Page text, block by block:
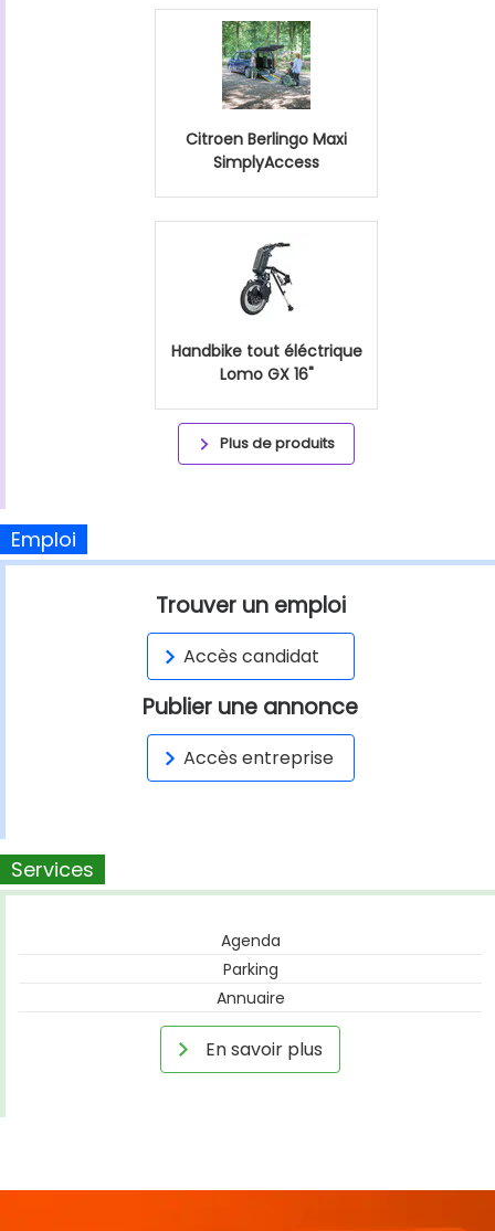
Citroen Berlingo Maxi
SimplyAccess
Handbike tout éléctrique
Lomo GX 16"
Plus de produits
Emploi
Trouver un emploi
Accès candidat
Publier une annonce
Accès entreprise
Services
Agenda
Parking
Annuaire
En savoir plus